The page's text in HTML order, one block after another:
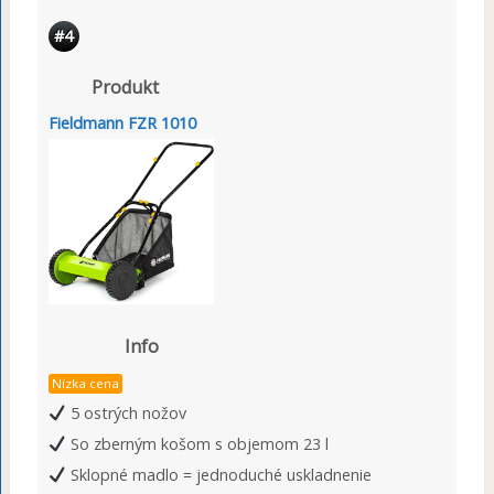
#4
Produkt
Fieldmann FZR 1010
Info
Nízka cena
5 ostrých nožov
So zberným košom s objemom 23 l
Sklopné madlo = jednoduché uskladnenie